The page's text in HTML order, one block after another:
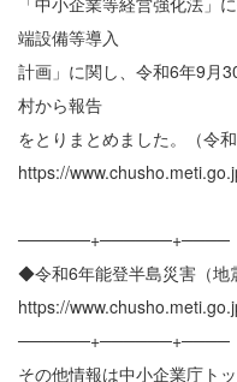
端設備等導入
計画」に関し、令和6年9月
村から報告
をとりまとめました。（令和
https://
──────+──────+────
◆令和6年能登半島災害（地
https://
──────+──────+────
その他情報は中小企業庁ト